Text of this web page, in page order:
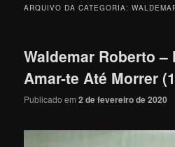
ARQUIVO DA CATEGORIA:
Waldemar Roberto –
Amar-te Até Morrer
Publicado em2 de fevereiro de 2020